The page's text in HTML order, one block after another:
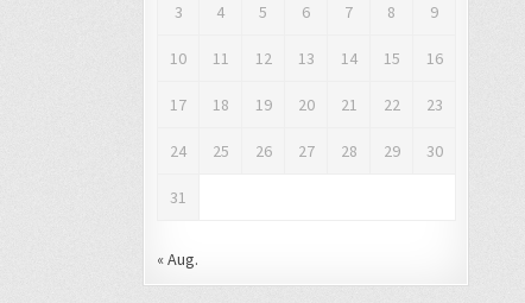
3 4 5 6 7 8 9
10 11 12 13 14 15 16
17 18 19 20 21 22 23
24 25 26 27 28 29 30
31
« Aug.